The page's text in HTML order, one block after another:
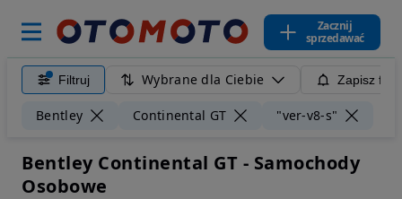
Zacznij
sprzedawać
Filtruj Wybrane dla Ciebie Zapisz
Bentley Continental GT "ver-v8-s"
Bentley Continental GT - Samochody
Osobowe